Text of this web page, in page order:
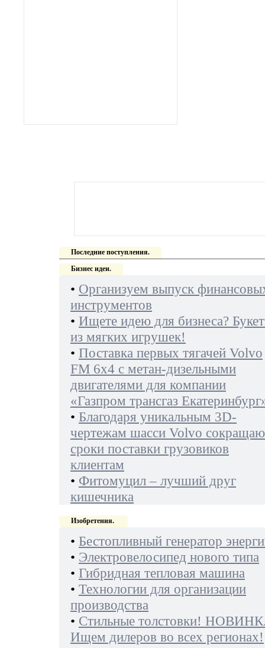
Последние поступления.
Бизнес идеи.
• Организуем выпуск
инструментов
• Ищете идею для бизнеса?
из мягких игрушек!
• Поставка первых тягачей Volvo
FM 6х4 с метан-дизельными
двигателями для компании
«Газпром трансгаз
• Благодаря уникальным 3D-
чертежам шасси Volvo
сроки поставки грузовиков
клиентам
• Фитомуцил – лучший друг
кишечника
Изобретения.
• Бестопливный генератор
• Электровелосипед нового типа
• Гибридная тепловая машина
• Технологии для организации
производства
• Стильные толстовки!
Ищем дилеров во всех регионах!